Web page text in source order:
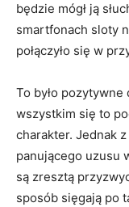
będzie mógł ją
smartfonach sloty
połączyło się w
To było
wszystkim się to
charakter. Jednak
panującego uzusu
są zresztą
sposób sięgają po